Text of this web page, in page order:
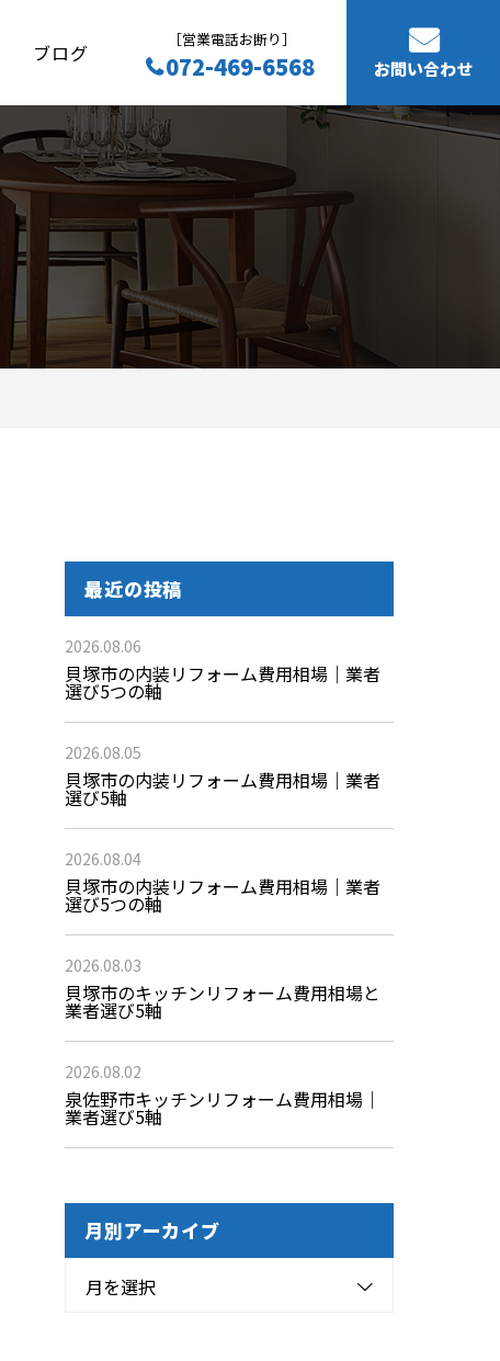
ブログ ［営業電話お断り］
072-469-6568 お問い合わせ
最近の投稿
2026.08.06
貝塚市の内装リフォーム費用相場｜業者
選び5つの軸
2026.08.05
貝塚市の内装リフォーム費用相場｜業者
選び5軸
2026.08.04
貝塚市の内装リフォーム費用相場｜業者
選び5つの軸
2026.08.03
貝塚市のキッチンリフォーム費用相場と
業者選び5軸
2026.08.02
泉佐野市キッチンリフォーム費用相場｜
業者選び5軸
月別アーカイブ
月を選択